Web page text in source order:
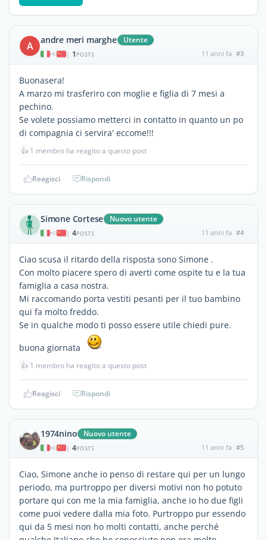
A andre meri marghe Utente
| 1 POSTS 11 anni fa #3
Buonasera!
A marzo mi trasferiro con moglie e figlia di 7 mesi a
pechino.
Se volete possiamo metterci in contatto in quanto un po
di compagnia ci servira' eccome!!!
👍 1 membro ha reagito a questo post
Reagisci Rispondi
Simone Cortese Nuovo utente
| 4POSTS 11 anni fa #4
Ciao scusa il ritardo della risposta sono Simone .
Con molto piacere spero di averti come ospite tu e la tua
famiglia a casa nostra.
Mi raccomando porta vestiti pesanti per il tuo bambino
qui fa molto freddo.
Se in qualche modo ti posso essere utile chiedi pure.
buona giornata
👍 1 membro ha reagito a questo post
Reagisci Rispondi
1974nino Nuovo utente
| 4POSTS 11 anni fa #5
Ciao, Simone anche io penso di restare qui per un lungo
periodo, ma purtroppo per diversi motivi non ho potuto
portare qui con me la mia famiglia, anche io ho due figli
come puoi vedere dalla mia foto. Purtroppo pur essendo
qui da 5 mesi non ho molti contatti, anche perché